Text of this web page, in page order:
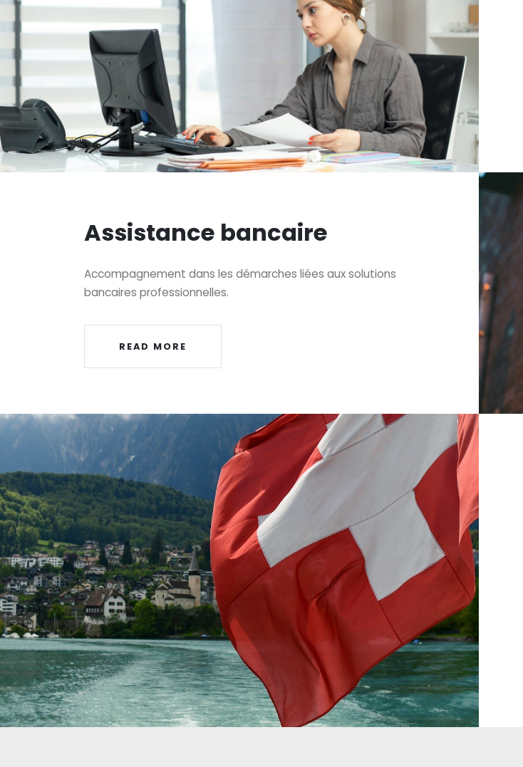
Assistance bancaire
Accompagnement dans les démarches liées aux solutions
bancaires professionnelles.
READ MORE